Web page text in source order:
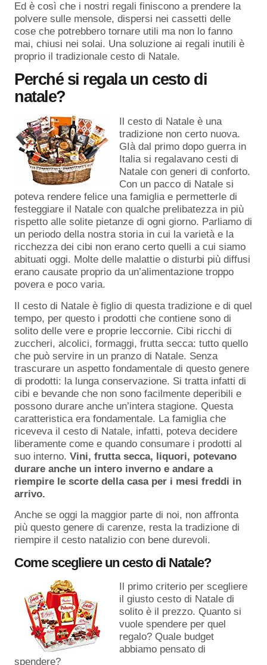
Ed è così che i nostri regali finiscono a prendere la
polvere sulle mensole, dispersi nei cassetti delle
cose che potrebbero tornare utili ma non lo fanno
mai, chiusi nei solai. Una soluzione ai regali inutili è
proprio il tradizionale cesto di Natale.
Perché si regala un cesto di
natale?
Il cesto di Natale è una
tradizione non certo nuova.
GIà dal primo dopo guerra in
Italia si regalavano cesti di
Natale con generi di conforto.
Con un pacco di Natale si
poteva rendere felice una famiglia e permetterle di
festeggiare il Natale con qualche prelibatezza in più
rispetto alle solite pietanze di ogni giorno. Parliamo di
un periodo della nostra storia in cui la varietà e la
ricchezza dei cibi non erano certo quelli a cui siamo
abituati oggi. Molte delle malattie o disturbi più diffusi
erano causate proprio da un’alimentazione troppo
povera e poco varia.
Il cesto di Natale è figlio di questa tradizione e di quel
tempo, per questo i prodotti che contiene sono di
solito delle vere e proprie leccornie. Cibi ricchi di
zuccheri, alcolici, formaggi, frutta secca: tutto quello
che può servire in un pranzo di Natale. Senza
trascurare un aspetto fondamentale di questo genere
di prodotti: la lunga conservazione. Si tratta infatti di
cibi e bevande che non sono facilmente deperibili e
possono durare anche un’intera stagione. Questa
caratteristica era fondamentale. La famiglia che
riceveva il cesto di Natale, infatti, poteva decidere
liberamente come e quando consumare i prodotti al
suo interno. Vini, frutta secca, liquori, potevano
durare anche un intero inverno e andare a
riempire le scorte della casa per i mesi freddi in
arrivo.
Anche se oggi la maggior parte di noi, non affronta
più questo genere di carenze, resta la tradizione di
riempire il cesto natalizio con bene durevoli.
Come scegliere un cesto di Natale?
Il primo criterio per scegliere
il giusto cesto di Natale di
solito è il prezzo. Quanto si
vuole spendere per quel
regalo? Quale budget
abbiamo pensato di
spendere?